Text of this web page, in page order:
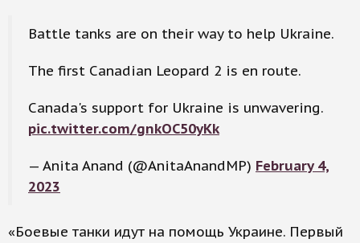
Battle tanks are on their way to help Ukraine.
The first Canadian Leopard 2 is en route.
Canada's support for Ukraine is unwavering.
pic.twitter.com/gnkOC50yKk
— Anita Anand (@AnitaAnandMP) February 4,
2023
«Боевые танки идут на помощь Украине. Первый